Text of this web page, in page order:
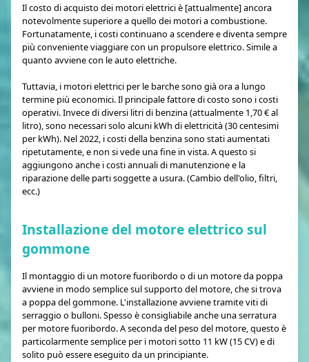
Il costo di acquisto dei motori elettrici è [attualmente] ancora
notevolmente superiore a quello dei motori a combustione.
Fortunatamente, i costi continuano a scendere e diventa sempre
più conveniente viaggiare con un propulsore elettrico. Simile a
quanto avviene con le auto elettriche.
Tuttavia, i motori elettrici per le barche sono già ora a lungo
termine più economici. Il principale fattore di costo sono i costi
operativi. Invece di diversi litri di benzina (attualmente 1,70 € al
litro), sono necessari solo alcuni kWh di elettricità (30 centesimi
per kWh). Nel 2022, i costi della benzina sono stati aumentati
ripetutamente, e non si vede una fine in vista. A questo si
aggiungono anche i costi annuali di manutenzione e la
riparazione delle parti soggette a usura. (Cambio dell'olio, filtri,
ecc.)
Installazione del motore elettrico sul
gommone
Il montaggio di un motore fuoribordo o di un motore da poppa
avviene in modo semplice sul supporto del motore, che si trova
a poppa del gommone. L'installazione avviene tramite viti di
serraggio o bulloni. Spesso è consigliabile anche una serratura
per motore fuoribordo. A seconda del peso del motore, questo è
particolarmente semplice per i motori sotto 11 kW (15 CV) e di
solito può essere eseguito da un principiante.